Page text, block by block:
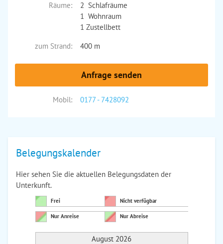
Räume:
2 Schlafräume
1 Wohnraum
1 Zustellbett
zum Strand:
400 m
Anfrage senden
Mobil: 0177 - 7428092
Belegungskalender
Hier sehen Sie die aktuellen Belegungsdaten der
Unterkunft.
Frei Nicht verfügbar
Nur Anreise Nur Abreise
August 2026